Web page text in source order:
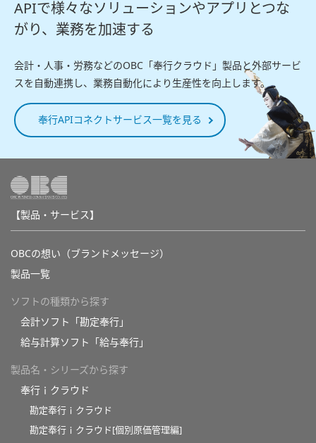
APIで様々なソリューションやアプリとつな
がり、業務を加速する
会計・人事・労務などのOBC「奉行クラウド」製品と外部サービ
スを自動連携し、業務自動化により生産性を向上します。
奉行APIコネクトサービス一覧を見る
【製品・サービス】
OBCの想い（ブランドメッセージ）
製品一覧
ソフトの種類から探す
会計ソフト「勘定奉行」
給与計算ソフト「給与奉行」
製品名・シリーズから探す
奉行ｉクラウド
勘定奉行ｉクラウド
勘定奉行ｉクラウド[個別原価管理編]